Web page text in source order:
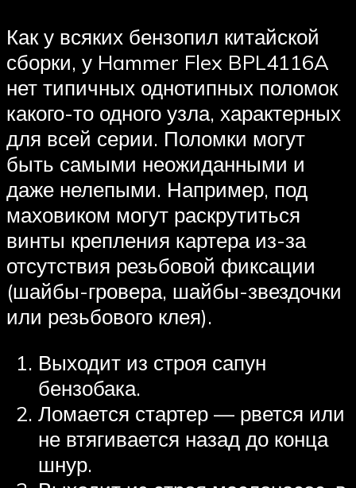
Как у всяких бензопил китайской
сборки, у Hammer Flex BPL4116A
нет типичных однотипных поломок
какого-то одного узла, характерных
для всей серии. Поломки могут
быть самыми неожиданными и
даже нелепыми. Например, под
маховиком могут раскрутиться
винты крепления картера из-за
отсутствия резьбовой фиксации
(шайбы-гровера, шайбы-звездочки
или резьбового клея).
Выходит из строя сапун
бензобака.
Ломается стартер — рвется или
не втягивается назад до конца
шнур.